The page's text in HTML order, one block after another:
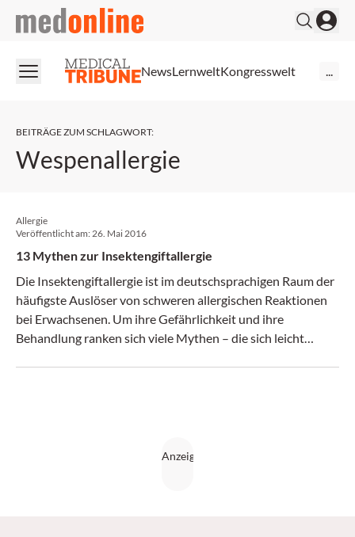
medonline
NewsLernweltKongresswelt
BEITRÄGE ZUM SCHLAGWORT:
Wespenallergie
Allergie
Veröffentlicht am:26. Mai 2016
13 Mythen zur Insektengiftallergie
Die Insektengiftallergie ist im deutschsprachigen Raum der
häufigste Auslöser von schweren allergischen Reaktionen
bei Erwachsenen. Um ihre Gefährlichkeit und ihre
Behandlung ranken sich viele Mythen – die sich leicht